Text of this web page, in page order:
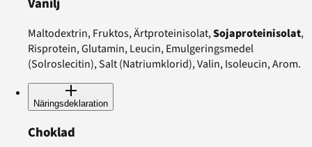
Maltodextrin, Fruktos, Ärtproteinisolat,Sojaproteinisolat,
Risprotein, Glutamin, Leucin, Emulgeringsmedel
(Solroslecitin), Salt (Natriumklorid), Valin, Isoleucin, Arom.
Näringsdeklaration
Choklad